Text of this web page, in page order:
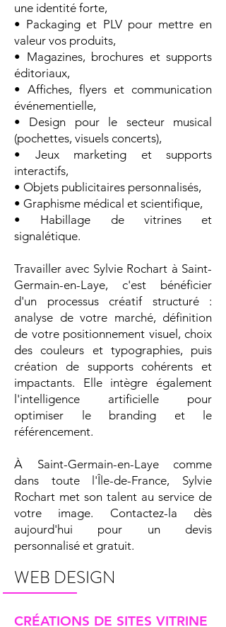
une identité forte,
• Packaging et PLV pour mettre en
valeur vos produits,
• Magazines, brochures et supports
éditoriaux,
• Affiches, flyers et communication
événementielle,
• Design pour le secteur musical
(pochettes, visuels concerts),
• Jeux marketing et supports
interactifs,
• Objets publicitaires personnalisés,
• Graphisme médical et scientifique,
• Habillage de vitrines et
signalétique.
Travailler avec Sylvie Rochart à Saint-
Germain-en-Laye, c'est bénéficier
d'un processus créatif structuré :
analyse de votre marché, définition
de votre positionnement visuel, choix
des couleurs et typographies, puis
création de supports cohérents et
impactants. Elle intègre également
l'intelligence artificielle pour
optimiser le branding et le
référencement.
À Saint-Germain-en-Laye comme
dans toute l'Île-de-France, Sylvie
Rochart met son talent au service de
votre image. Contactez-la dès
aujourd'hui pour un devis
personnalisé et gratuit.
WEB DESIGN
CRÉATIONS DE SITES VITRINE